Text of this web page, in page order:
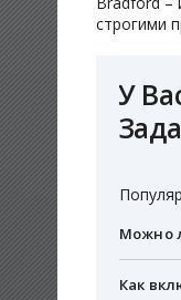
строгими
У
Можно
Как